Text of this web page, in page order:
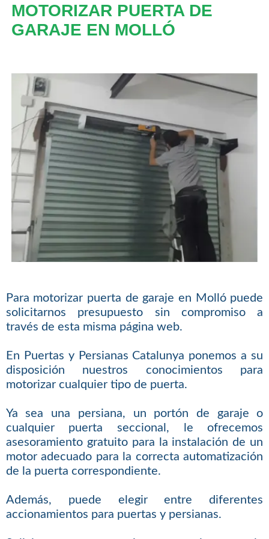
MOTORIZAR PUERTA DE
GARAJE EN MOLLÓ
Para motorizar puerta de garaje en Molló puede
solicitarnos presupuesto sin compromiso a
través de esta misma página web.
En Puertas y Persianas Catalunya ponemos a su
disposición nuestros conocimientos para
motorizar cualquier tipo de puerta.
Ya sea una persiana, un portón de garaje o
cualquier puerta seccional, le ofrecemos
asesoramiento gratuito para la instalación de un
motor adecuado para la correcta automatización
de la puerta correspondiente.
Además, puede elegir entre diferentes
accionamientos para puertas y persianas.